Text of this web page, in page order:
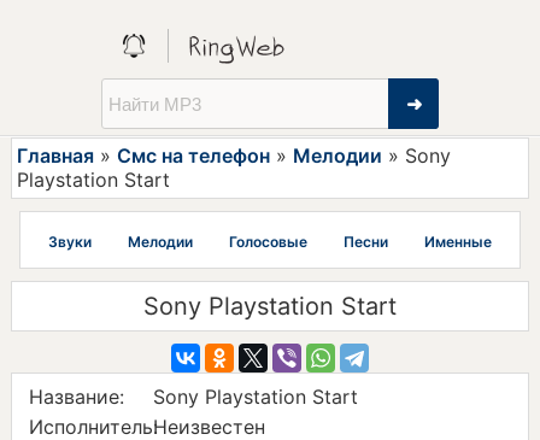
➜
Главная »Смс на телефон » Мелодии » Sony
Playstation Start
Звуки Мелодии Голосовые Песни Именные
Sony Playstation Start
Название:
Sony Playstation Start
Исполнитель:Неизвестен